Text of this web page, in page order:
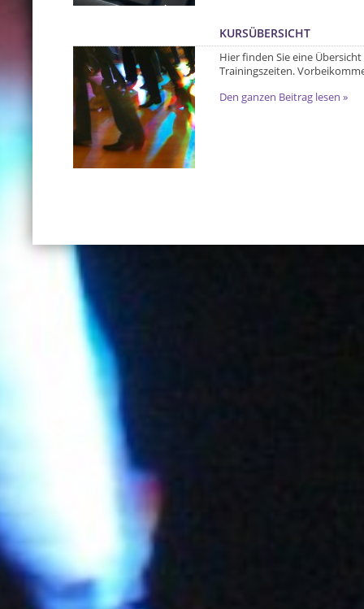
KURSÜBERSICHT
Hier finden Sie eine
Trainingszeiten.
Den ganzen Beitrag lesen »